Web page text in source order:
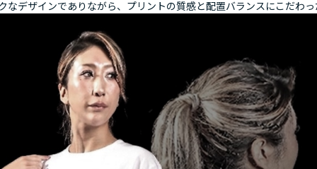
なデザインでありながら、プリントの質感と配置バランスにこだわ